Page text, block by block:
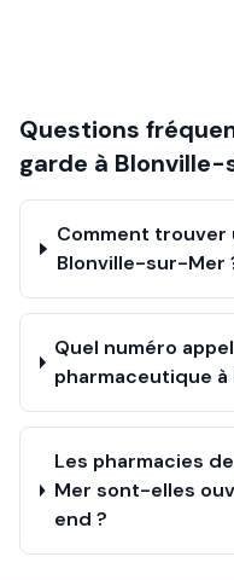
Questions
garde à
Comment trouver
Blonville-sur-Mer
Quel numéro
pharmaceutique
Les pharmacies
Mer sont-elles
end ?